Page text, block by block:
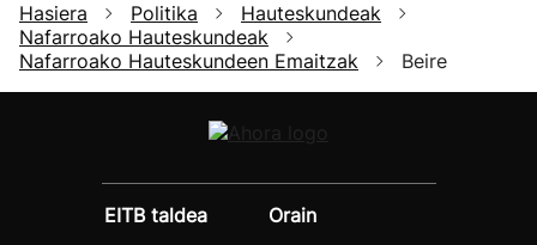
Hasiera Politika
Hauteskundeak
Nafarroako Hauteskundeak
Nafarroako Hauteskundeen Emaitzak
Beire
EITB taldea
Orain